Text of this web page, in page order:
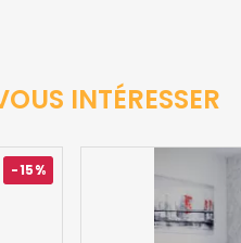
INTÉRESSER
-15%